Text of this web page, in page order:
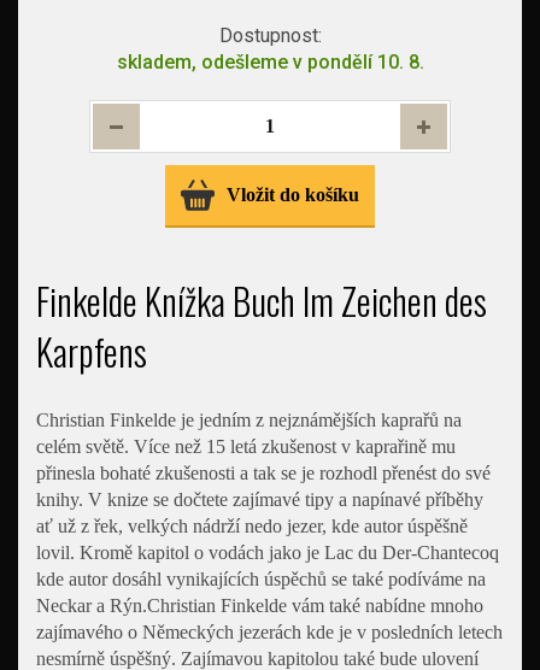
Dostupnost:
skladem, odešleme v pondělí 10. 8.
Vložit do košíku
Finkelde Knížka Buch Im Zeichen des
Karpfens
Christian Finkelde je jedním z nejznámějších kaprařů na
celém světě. Více než 15 letá zkušenost v kaprařině mu
přinesla bohaté zkušenosti a tak se je rozhodl přenést do své
knihy. V knize se dočtete zajímavé tipy a napínavé příběhy
ať už z řek, velkých nádrží nedo jezer, kde autor úspěšně
lovil. Kromě kapitol o vodách jako je Lac du Der-Chantecoq
kde autor dosáhl vynikajících úspěchů se také podíváme na
Neckar a Rýn.Christian Finkelde vám také nabídne mnoho
zajímavého o Německých jezerách kde je v posledních letech
nesmírně úspěšný. Zajímavou kapitolou také bude ulovení